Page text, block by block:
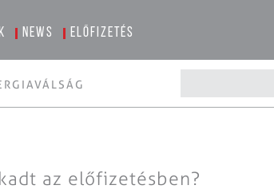
News Előfizetés
az előfizetésben?